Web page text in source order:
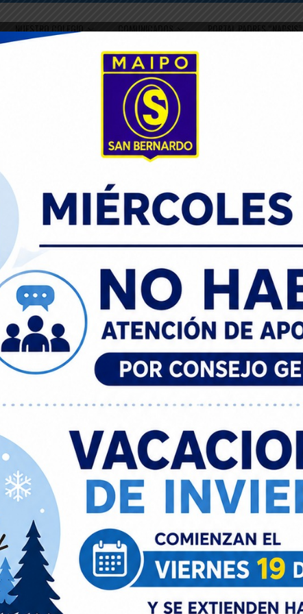
NUESTRO COLEGIO COMUNICADOS PORTAL PADRES “NAPSIS”